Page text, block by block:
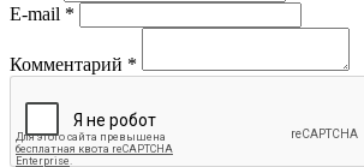
E-mail *
Комментарий *